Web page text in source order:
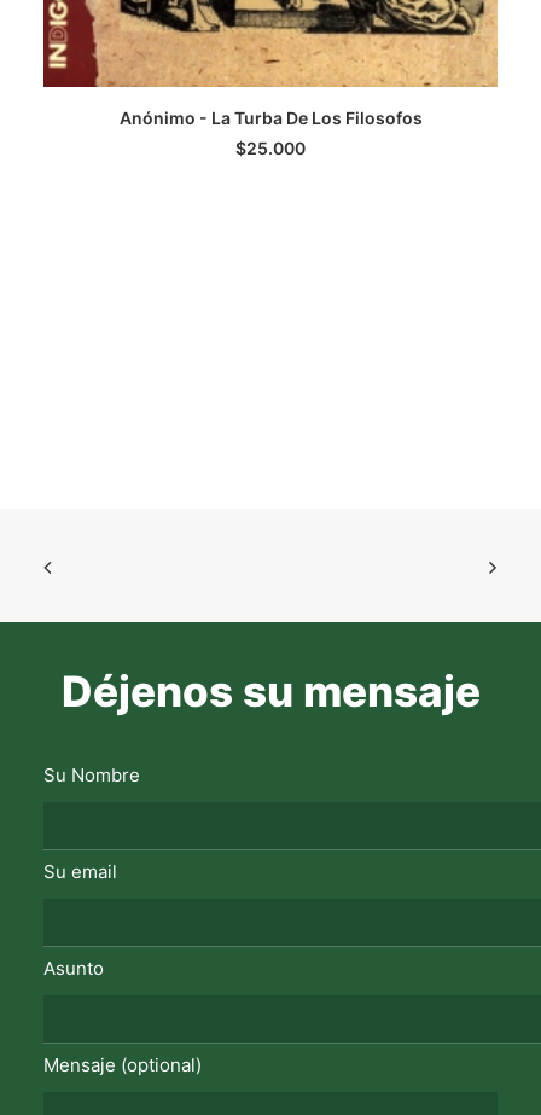
LEER MÁS
Anónimo - La Turba De Los Filosofos
$25.000
Déjenos su mensaje
Su Nombre
Su email
Asunto
Mensaje (optional)